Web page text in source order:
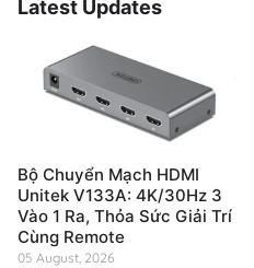
Latest Updates
Bộ Chuyển Mạch HDMI
Unitek V133A: 4K/30Hz 3
Vào 1 Ra, Thỏa Sức Giải Trí
Cùng Remote
05 August, 2026